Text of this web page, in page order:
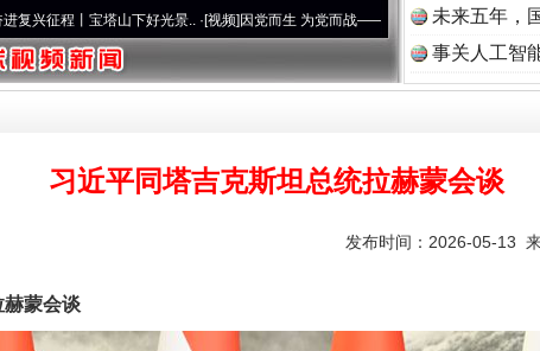
塔山下好光景..·[视频]因党而生 为党而战——百年“纪”事⑧加强纪律..·[视频]牢记初
未来五年，
事关人工智
习近平同塔吉克斯坦总统拉赫蒙会谈
发布时间：2026-05-13 来
蒙会谈